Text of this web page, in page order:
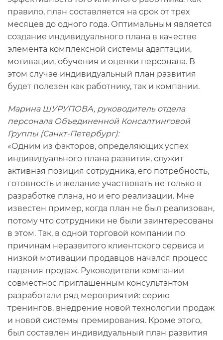
правило, план составляется на срок от трех
месяцев до одного года. Оптимальным является
создание индивидуального плана в качестве
элемента комплексной системы адаптации,
мотивации, обучения и оценки персонала. В
этом случае индивидуальный план развития
будет полезен как работнику, так и компании.
Марина ШУРУПОВА, руководитель отдела
персонала Объединенной Консалтинговой
Группы (Санкт-Петербург):
«Одним из факторов, определяющих успех
индивидуального плана развития, служит
активная позиция сотрудника, его потребность,
готовность и желание участвовать не только в
разработке плана, но и его реализации. Мне
известен пример, когда план не был реализован,
потому что сотрудники не были заинтересованы
в этом. Так, в одной торговой компании по
причинам неразвитого клиентского сервиса и
низкой мотивации продавцов начался процесс
падения продаж. Руководители компании
совместнос приглашенным консультантом
разработали ряд мероприятий: серию
тренингов, внедрение новой технологии продаж
и новой системы премирования. Кроме этого,
был составлен индивидуальный план развития